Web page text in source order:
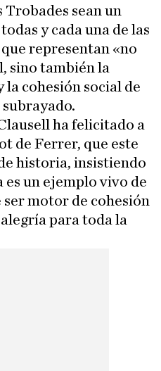
Trobades sean un
y cada una de las
representan «no
sino también la
la cohesión social de
ha felicitado a
de Ferrer, que este
historia, insistiendo
un ejemplo vivo de
ser motor de cohesión
para toda la